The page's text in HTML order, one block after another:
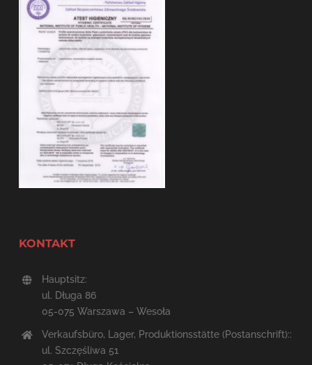
KONTAKT
Hauptsitz:
ul. Długa 86
05-075 Warszawa – Wesoła
Verkaufsbüro, Lager, Produktionsstätte (Postanschrift)::
ul. Szczęśliwa 51